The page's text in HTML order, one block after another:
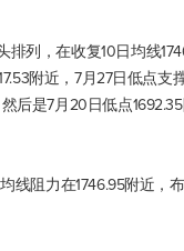
排列，在收复10日均线
附近，7月27日低点支
后是7月20日低点
线阻力在1746.95附近，